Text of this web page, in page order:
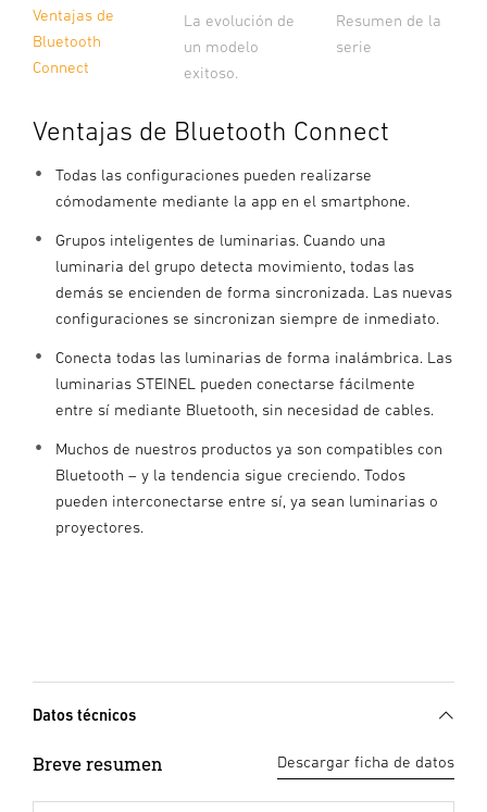
Ventajas de
Bluetooth
Connect
La evolución de
un modelo
exitoso.
Resumen de la
serie
Ventajas de Bluetooth Connect
Todas las configuraciones pueden realizarse
cómodamente mediante la app en el smartphone.
Grupos inteligentes de luminarias. Cuando una
luminaria del grupo detecta movimiento, todas las
demás se encienden de forma sincronizada. Las nuevas
configuraciones se sincronizan siempre de inmediato.
Conecta todas las luminarias de forma inalámbrica. Las
luminarias STEINEL pueden conectarse fácilmente
entre sí mediante Bluetooth, sin necesidad de cables.
Muchos de nuestros productos ya son compatibles con
Bluetooth – y la tendencia sigue creciendo. Todos
pueden interconectarse entre sí, ya sean luminarias o
proyectores.
Datos técnicos
Breve resumen Descargar ficha de datos